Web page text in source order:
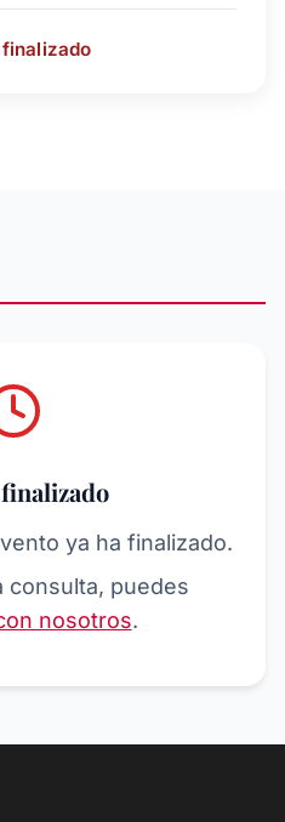
finalizado
ya ha finalizado.
consulta, puedes
nosotros.